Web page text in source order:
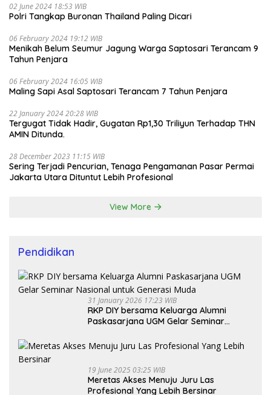
02 June 2024 18:53 WIB
Polri Tangkap Buronan Thailand Paling Dicari
06 February 2024 19:12 WIB
Menikah Belum Seumur Jagung Warga Saptosari Terancam 9
Tahun Penjara
06 February 2024 16:05 WIB
Maling Sapi Asal Saptosari Terancam 7 Tahun Penjara
22 January 2024 20:28 WIB
Tergugat Tidak Hadir, Gugatan Rp1,30 Triliyun Terhadap THN
AMIN Ditunda.
28 December 2023 11:15 WIB
Sering Terjadi Pencurian, Tenaga Pengamanan Pasar Permai
Jakarta Utara Dituntut Lebih Profesional
View More
Pendidikan
31 January 2026 17:23 WIB
RKP DIY bersama Keluarga Alumni
Paskasarjana UGM Gelar Seminar
19 June 2025 03:25 WIB
Meretas Akses Menuju Juru Las
Profesional Yang Lebih Bersinar